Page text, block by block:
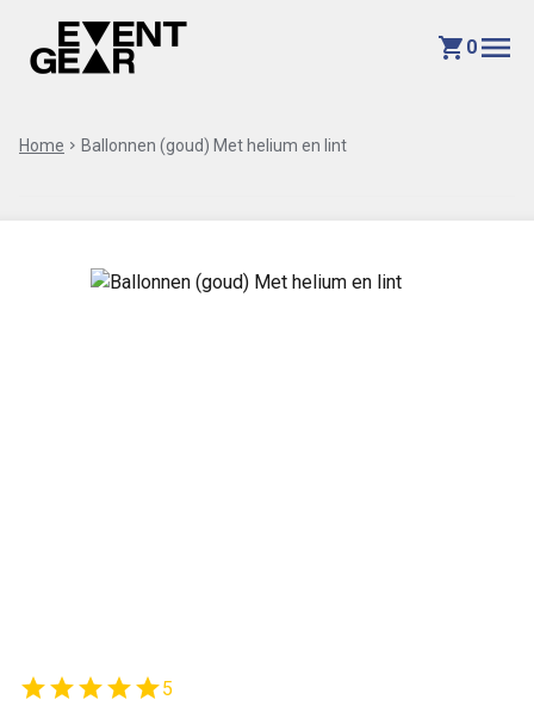
shopping_cart 0 menu
Home chevron_right Ballonnen (goud) Met helium en lint
starstarstarstarstar5